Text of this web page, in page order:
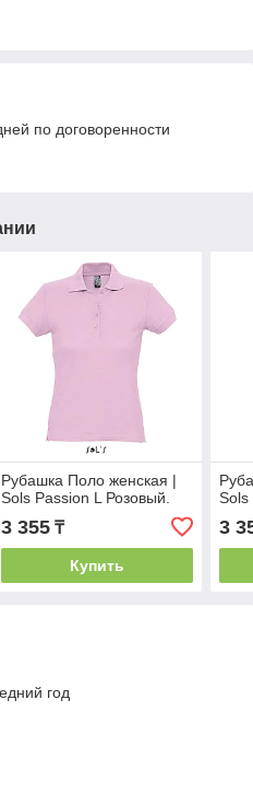
по договоренности
Рубашка Поло женская |
Sols Passion L Розовый.
3 355₸
Купить
3
год